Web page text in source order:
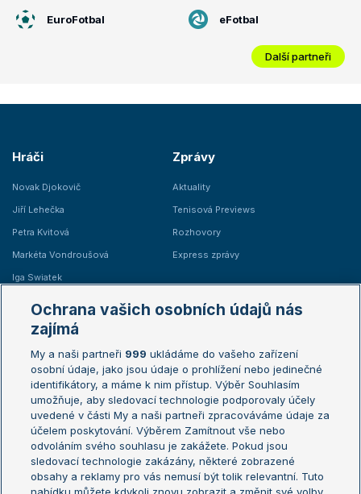
EuroFotbal eFotbal
Další partneři
Hráči
Novak Djokovič
Jiří Lehečka
Petra Kvitová
Markéta Vondroušová
Iga Swiatek
Zprávy
Aktuality
Tenisová Previews
Rozhovory
Express zprávy
Žebříčky
Žebříček ATP (muži)
Žebříček WTA (ženy)
Sázkařský žebříček
Australian Open
French Open
Wimbledon
US Open
Turnaj mistrů
Turnaj mistryň
Ochrana vašich osobních údajů nás
zajímá
My a naši partneři 999 ukládáme do vašeho zařízení
osobní údaje, jako jsou údaje o prohlížení nebo jedinečné
identifikátory, a máme k nim přístup. Výběr Souhlasím
umožňuje, aby sledovací technologie podporovaly účely
uvedené v části My a naši partneři zpracováváme údaje za
účelem poskytování. Výběrem Zamítnout vše nebo
odvoláním svého souhlasu je zakážete. Pokud jsou
sledovací technologie zakázány, některé zobrazené
obsahy a reklamy pro vás nemusí být tolik relevantní. Tuto